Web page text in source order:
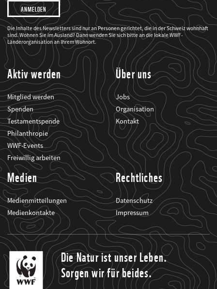
Ich
möchte,
dass
der
WWF
mich
über
seine
Projekte
informiert.
Die Inhalte des Newsletters sind nur an Personen gerichtet, die in der Schweiz wohnhaft
sind. Wohnen Sie im Ausland? Dann wenden Sie sich bitte an die lokale WWF-
Länderorganisation an Ihrem Wohnort.
Aktiv werden
Mitglied werden
Spenden
Testamentspende
Philanthropie
WWF-Events
Freiwillig arbeiten
Über uns
Jobs
Organisation
Kontakt
Medien
Medienmitteilungen
Medienkontakte
Rechtliches
Datenschutz
Impressum
Die Natur ist unser Leben.
Sorgen wir für beides.